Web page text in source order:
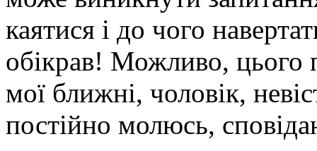
каятися і до чого
обікрав! Можливо, цього
мої ближні, чоловік,
постійно молюсь,